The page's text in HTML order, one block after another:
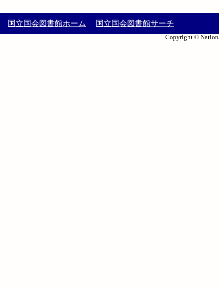
国立国会図書館ホーム 国立国会図書館サーチ
Copyright ©